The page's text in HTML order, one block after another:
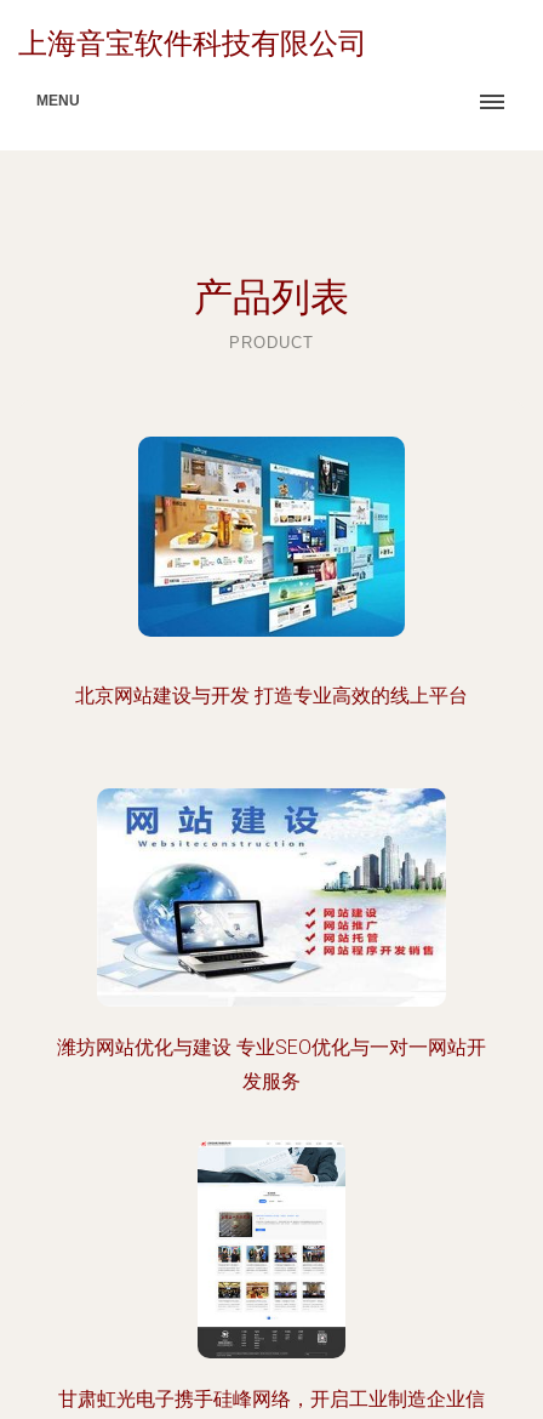
上海音宝软件科技有限公司
MENU
产品列表
PRODUCT
北京网站建设与开发 打造专业高效的线上平台
潍坊网站优化与建设 专业SEO优化与一对一网站开
发服务
甘肃虹光电子携手硅峰网络，开启工业制造企业信